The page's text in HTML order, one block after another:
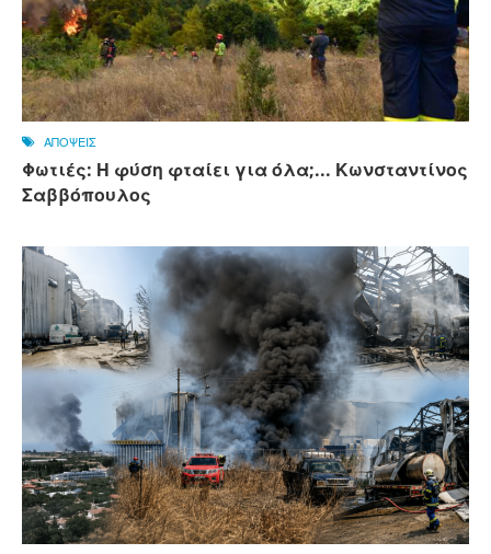
ΑΠΟΨΕΙΣ
Φωτιές: Η φύση φταίει για όλα;... Κωνσταντίνος
Σαββόπουλος